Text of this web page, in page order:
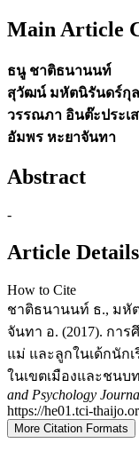
Main Article
ธนู ชาติธนานนท์
สุวัฒน์ มหัตนิรันดร์กุล
วรรณภา อินต๊ะประเ
อัมพร หะยาจันทา
Abstract
-
Article Details
How to Cite
ชาติธนานนท์ ธ., มหั
จันทา อ. (2017). กา
แม่ และลูกในเด้กนัก
ในเขตเมืองและชนบ
and Psychology
https://he01.tci-
More Citation Formats